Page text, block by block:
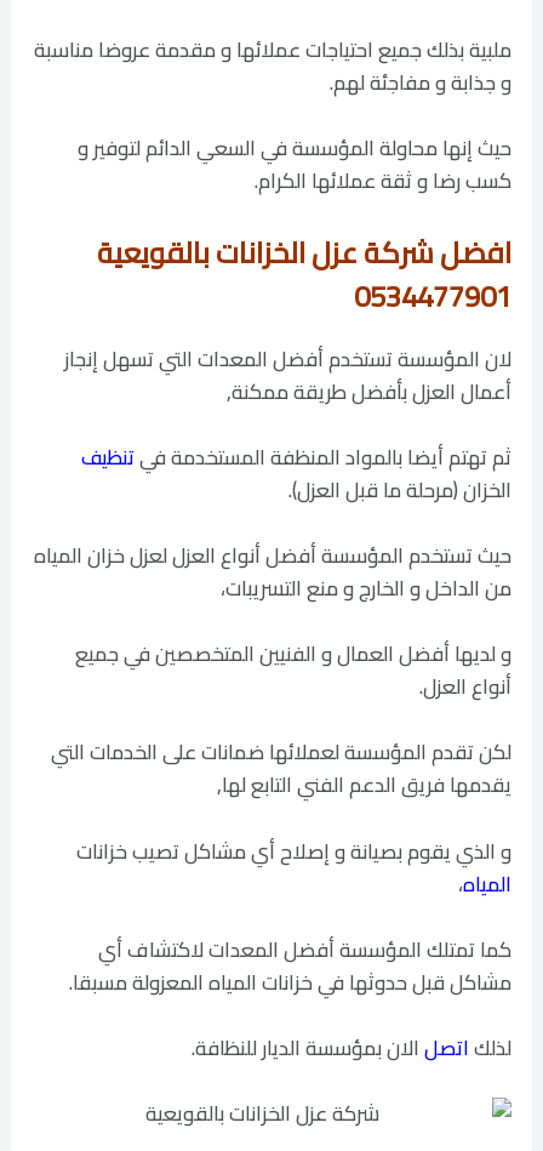
ملبية بذلك جميع احتياجات عملائها و مقدمة عروضا مناسبة
و جذابة و مفاجئة لهم.
حيث إنها محاولة المؤسسة في السعي الدائم لتوفير و
كسب رضا و ثقة عملائها الكرام.
افضل شركة عزل الخزانات بالقويعية
0534477901
لان المؤسسة تستخدم أفضل المعدات التي تسهل إنجاز
أعمال العزل بأفضل طريقة ممكنة,
ثم تهتم أيضا بالمواد المنظفة المستخدمة فيتنظيف
الخزان (مرحلة ما قبل العزل).
حيث تستخدم المؤسسة أفضل أنواع العزل لعزل خزان المياه
من الداخل و الخارج و منع التسريبات،
و لديها أفضل العمال و الفنيين المتخصصين في جميع
أنواع العزل.
لكن تقدم المؤسسة لعملائها ضمانات على الخدمات التي
يقدمها فريق الدعم الفني التابع لها,
و الذي يقوم بصيانة و إصلاح أي مشاكل تصيب خزانات
المياه،
كما تمتلك المؤسسة أفضل المعدات لاكتشاف أي
مشاكل قبل حدوثها في خزانات المياه المعزولة مسبقا.
لذلكاتصلالان بمؤسسة الديار للنظافة.